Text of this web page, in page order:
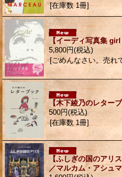
[在庫数 1冊]
【イーディ写真集 girl
5,800円(税込)
[ごめんなさい。売れ
【木下綾乃のレターブ
500円(税込)
[在庫数 1冊]
【ふしぎの国のア
／マルカム・アシュ